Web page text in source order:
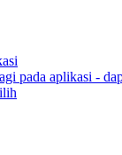
pada aplikasi -